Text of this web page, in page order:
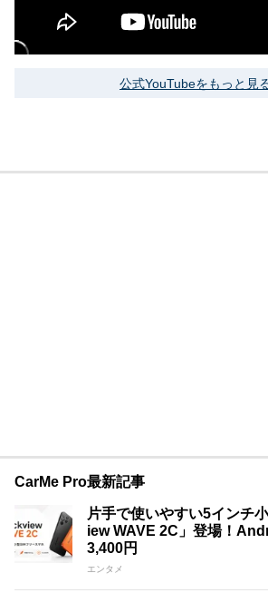
公式YouTubeをもっと見
CarMe Pro最新記事
片手で使いやすい5インチ
iew WAVE 2C」登場！
3,400円
エンタメ